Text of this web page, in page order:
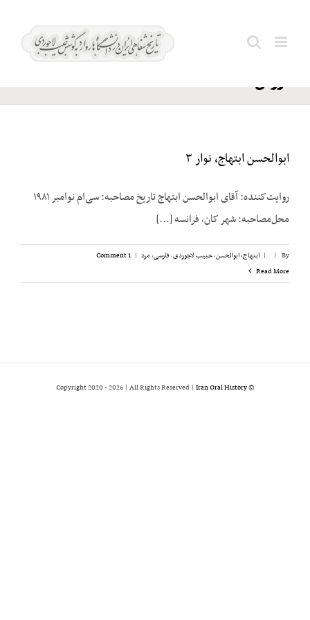
تقویت
ارزش
ابوالحسن ابتهاج، نوار ۳
روایت‌کننده: آقای ابوالحسن ابتهاج تاریخ مصاحبه: سی‌ام نوامبر ۱۹۸۱
محل‌مصاحبه: شهر کان، فرانسه [...]
By
|
| ابتهاج، ابوالحسن,حبیب لاجوردی,فارسی,مرد |
1 Comment
Read More
© Copyright 2020 -
2026 | All Rights Reserved | Iran Oral History